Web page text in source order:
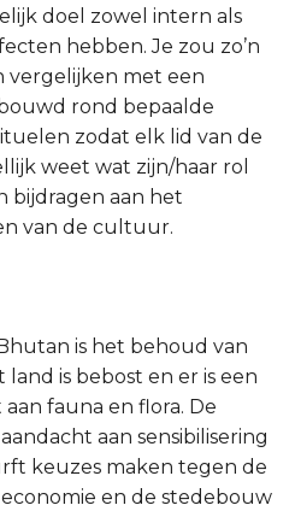
doel zowel intern als
hebben. Je zou zo’n
met een
rond bepaalde
zodat elk lid van de
weet wat zijn/haar rol
bijdragen aan het
van de cultuur.
is het behoud van
is bebost en er is een
fauna en flora. De
aan sensibilisering
keuzes maken tegen de
en de stedebouw